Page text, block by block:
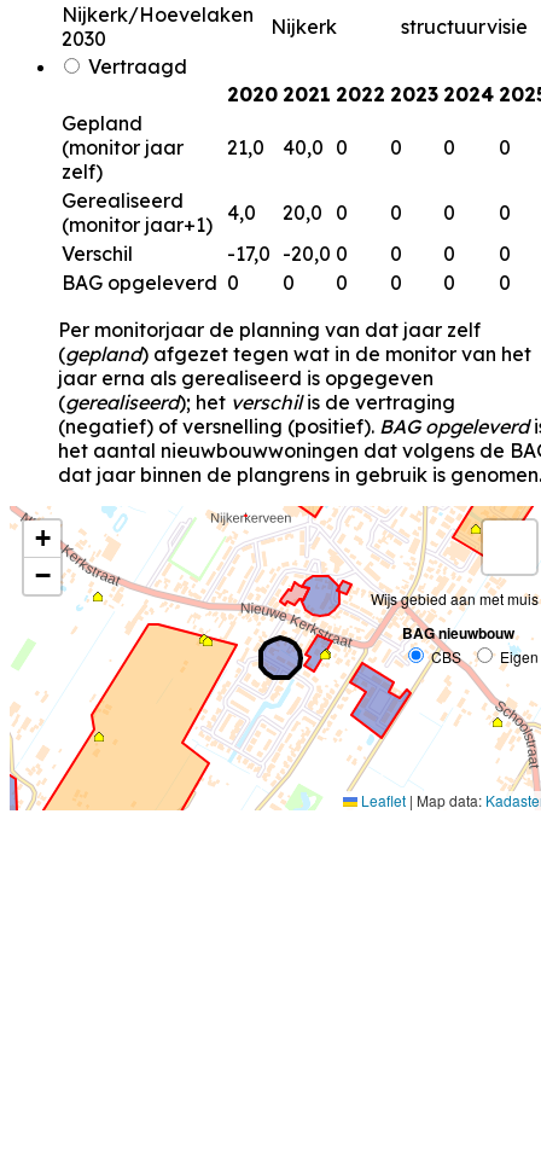
Nijkerk/Hoevelaken
2030
Nijkerk
structuurvisie
Vertraagd
2020 2021 2022 2023 2024
Gepland
(monitor jaar
zelf)
21,0 40,0 0 0 0 0
Gerealiseerd
(monitor jaar+1)
4,0 20,0 0 0 0
0
Verschil
-17,0 -20,0 0 0 0
0
BAG opgeleverd 0 0 0 0 0
0
Per monitorjaar de planning van dat jaar zelf
(gepland) afgezet tegen wat in de monitor van het
jaar erna als gerealiseerd is opgegeven
(gerealiseerd); het verschilis de vertraging
(negatief) of versnelling (positief). BAG opgeleverd
het aantal nieuwbouwwoningen dat volgens de
dat jaar binnen de plangrens in gebruik is genomen.
+
−
Wijs gebied aan met muis
BAG nieuwbouw
CBS Eigen
Leaflet | Map data: